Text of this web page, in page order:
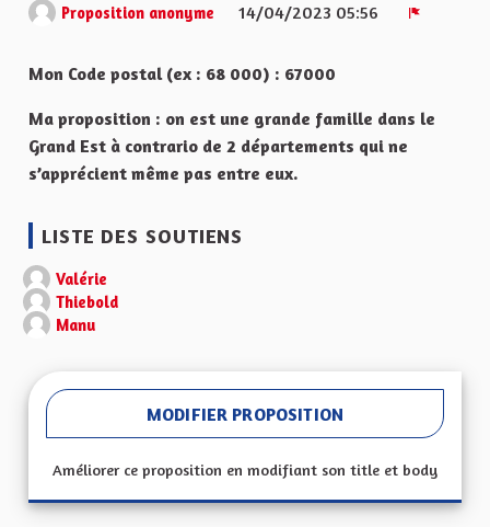
Proposition anonyme
14/04/2023 05:56
Mon Code postal (ex : 68 000) : 67000
Ma proposition : on est une grande famille dans le
Grand Est à contrario de 2 départements qui ne
s’apprécient même pas entre eux.
LISTE DES SOUTIENS
Valérie
Thiebold
Manu
MODIFIER PROPOSITION
Améliorer ce proposition en modifiant son title et body